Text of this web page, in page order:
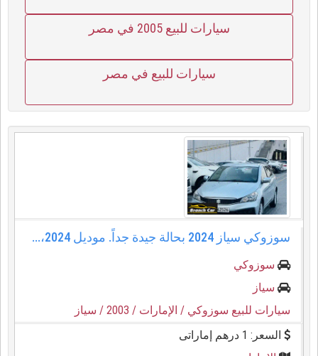
سيارات للبيع 2005 في مصر
سيارات للبيع في مصر
سوزوكي سياز 2024 بحالة جيدة جداً. موديل 2024،...
سوزوكي
سياز
سيارات للبيع سوزوكي / الإمارات / 2003
/ سياز
السعر: 1 درهم إماراتى